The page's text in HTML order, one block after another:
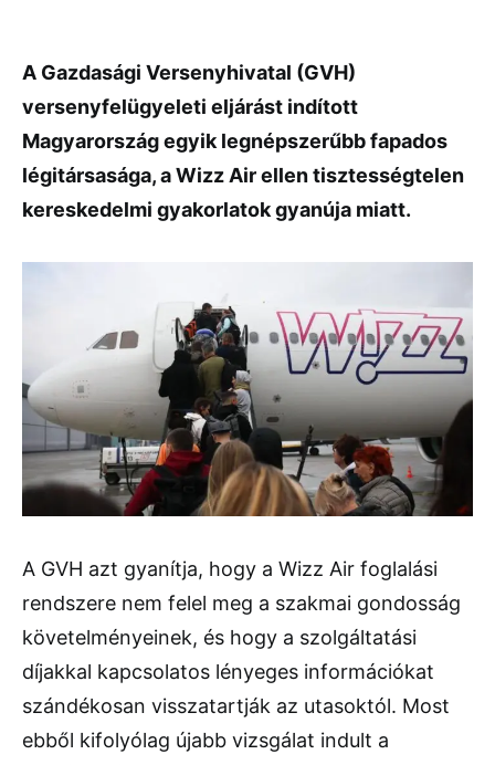
A Gazdasági Versenyhivatal (GVH)
versenyfelügyeleti eljárást indított
Magyarország egyik legnépszerűbb fapados
légitársasága, a Wizz Air ellen tisztességtelen
kereskedelmi gyakorlatok gyanúja miatt.
A GVH azt gyanítja, hogy a Wizz Air foglalási
rendszere nem felel meg a szakmai gondosság
követelményeinek, és hogy a szolgáltatási
díjakkal kapcsolatos lényeges információkat
szándékosan visszatartják az utasoktól. Most
ebből kifolyólag újabb vizsgálat indult a